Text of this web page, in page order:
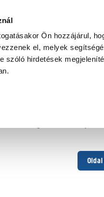
Ön hozzájárul,
el, melyek
szóló hirdetések